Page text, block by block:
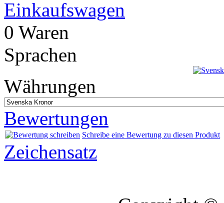
Einkaufswagen
0 Waren
Sprachen
Währungen
Bewertungen
Schreibe eine Bewertung zu diesen Produkt
Zeichensatz